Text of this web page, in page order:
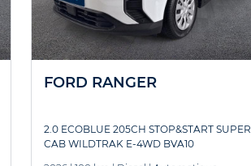
FORD RANGER
2.0 ECOBLUE 205CH STOP&START SUPER
CAB WILDTRAK E-4WD BVA10